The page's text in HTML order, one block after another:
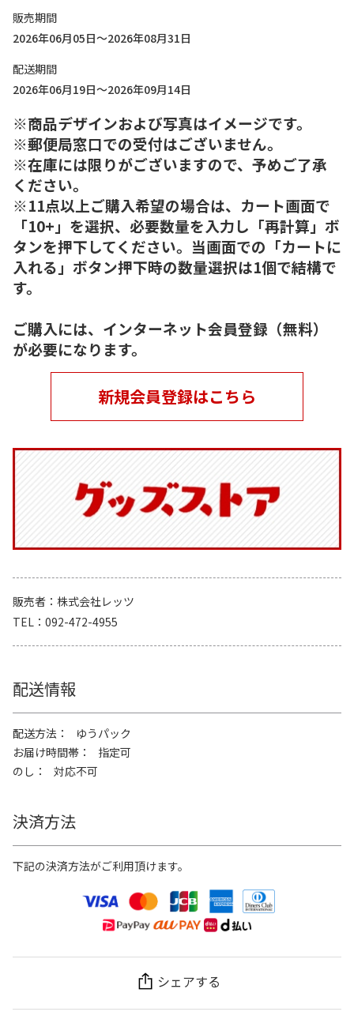
販売期間
2026年06月05日～2026年08月31日
配送期間
2026年06月19日～2026年09月14日
※商品デザインおよび写真はイメージです。
※郵便局窓口での受付はございません。
※在庫には限りがございますので、予めご了承
ください。
※11点以上ご購入希望の場合は、カート画面で
「10+」を選択、必要数量を入力し「再計算」ボ
タンを押下してください。当画面での「カートに
入れる」ボタン押下時の数量選択は1個で結構で
す。
ご購入には、インターネット会員登録（無料）
が必要になります。
新規会員登録はこちら
販売者
株式会社レッツ
TEL
092-472-4955
配送情報
配送方法
ゆうパック
お届け時間帯
指定可
のし
対応不可
決済方法
下記の決済方法がご利用頂けます。
シェアする